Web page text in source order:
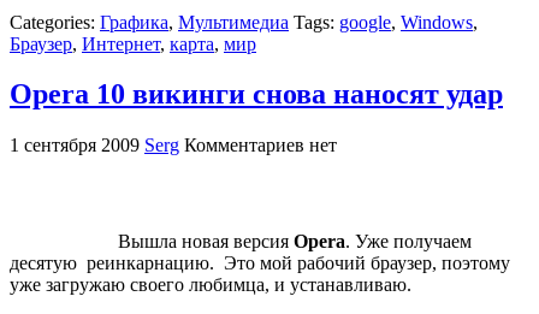
Categories: Графика, Мультимедиа Tags: google, Windows,
Браузер, Интернет, карта, мир
Opera 10 викинги снова наносят удар
1 сентября 2009 Serg Комментариев нет
Вышла новая версия Opera. Уже получаем
десятую реинкарнацию. Это мой рабочий браузер, поэтому
уже загружаю своего любимца, и устанавливаю.